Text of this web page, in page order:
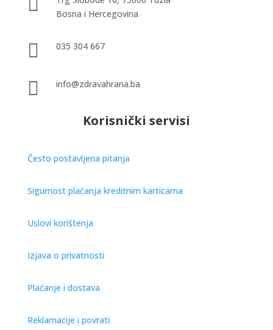
Bosna i Hercegovina
 035 304 667
 info@zdravahrana.ba
Korisnički servisi
Često postavljena pitanja
Sigurnost plaćanja kreditnim karticama
Uslovi korištenja
Izjava o privatnosti
Plaćanje i dostava
Reklamacije i povrati